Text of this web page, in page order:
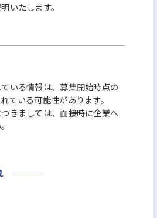
いたします。
いる情報は、募集開始時点の
ている可能性があります。
きましては、面接時に企業へ